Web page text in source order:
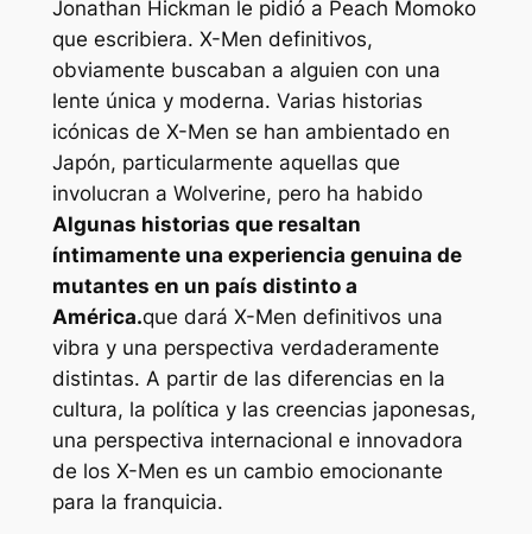
Jonathan Hickman le pidió a Peach Momoko
que escribiera. X-Men definitivos,
obviamente buscaban a alguien con una
lente única y moderna. Varias historias
icónicas de X-Men se han ambientado en
Japón, particularmente aquellas que
involucran a Wolverine, pero ha habido
Algunas historias que resaltan
íntimamente una experiencia genuina de
mutantes en un país distinto a
América.que dará X-Men definitivos una
vibra y una perspectiva verdaderamente
distintas. A partir de las diferencias en la
cultura, la política y las creencias japonesas,
una perspectiva internacional e innovadora
de los X-Men es un cambio emocionante
para la franquicia.